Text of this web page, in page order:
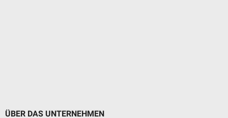
ÜBER DAS UNTERNEHMEN